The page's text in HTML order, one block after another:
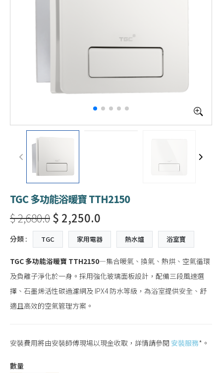
TGC 多功能浴暖寶 TTH2150
$ 2,680.0$ 2,250.0
分類 : TGC 家用電器 熱水爐 浴室寶
TGC 多功能浴暖寶 TTH2150—集合暖氣、換氣、熱烘、空氣循環
及負離子淨化於一身。採用強化玻璃面板設計，配備三段風速選
擇、石墨烯活性碳過濾網及 IPX4 防水等級，為浴室提供安全、舒
適且高效的空氣管理方案。
安裝費用將由安裝師傅現場以現金收取，詳情請參閱 安裝服務*。
數量